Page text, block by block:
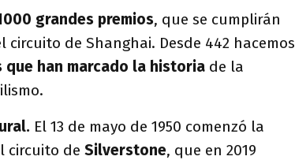
grandes premios, que se cumplirán
circuito de Shanghai. Desde 442 hacemos
que han marcado la historia de la
El 13 de mayo de 1950 comenzó la
circuito de Silverstone, que en 2019